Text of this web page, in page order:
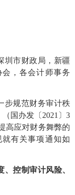
圳市财政局，新疆
，各会计师事务
规范财务审计秩
国办发〔2021〕3
高应对财务舞弊的
有关事项通知如
控制审计风险、